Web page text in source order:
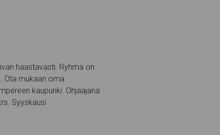
haastavasti. Ryhmä on
Ota mukaan oma
kaupunki. Ohjaajana
Syyskausi